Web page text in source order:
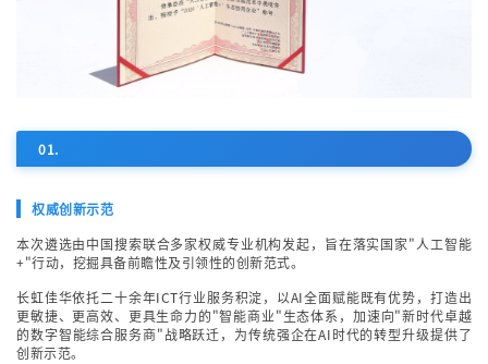
01.
权威创新示范
本次遴选由中国搜索联合多家权威专业机构发起，旨在落实国家"人工智能
+"行动，挖掘具备前瞻性及引领性的创新范式。
长虹佳华依托二十余年ICT行业服务积淀，以AI全面赋能既有优势，打造出
更敏捷、更高效、更具生命力的"智能商业"生态体系，加速向"新时代卓越
的数字智能综合服务商"战略跃迁，为传统强企在AI时代的转型升级提供了
创新示范。